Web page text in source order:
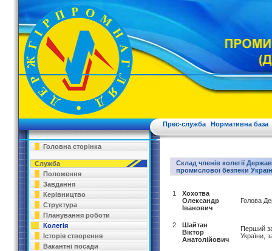
Прес-служба Нормативна база
Головна сторінка
Служба
Положення
Завдання
Керівництво
Структура
Планування роботи
Колегія
Історія створення
Вакантні посади
Склад членів колегії
промислової безпеки
1
Хохотва
Олександр
Іванович
Голова
2
Шайтан
Віктор
Анатолійович
Перший
України,